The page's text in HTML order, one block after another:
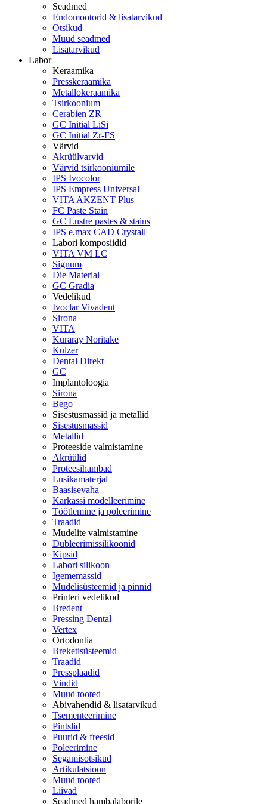
Seadmed
Endomootorid & lisatarvikud
Otsikud
Muud seadmed
Lisatarvikud
Labor
Keraamika
Presskeraamika
Metallokeraamika
Tsirkoonium
Cerabien ZR
GC Initial LiSi
GC Initial Zr-FS
Värvid
Akrüülvarvid
Värvid tsirkooniumile
IPS Ivocolor
IPS Empress Universal
VITA AKZENT Plus
FC Paste Stain
GC Lustre pastes & stains
IPS e.max CAD Crystall
Labori komposiidid
VITA VM LC
Signum
Die Material
GC Gradia
Vedelikud
Ivoclar Vivadent
Sirona
VITA
Kuraray Noritake
Kulzer
Dental Direkt
GC
Implantoloogia
Sirona
Bego
Sisestusmassid ja metallid
Sisestusmassid
Metallid
Proteeside valmistamine
Akrüülid
Proteesihambad
Lusikamaterjal
Baasisevaha
Karkassi modelleerimine
Töötlemine ja poleerimine
Traadid
Mudelite valmistamine
Dubleerimissilikoonid
Kipsid
Labori silikoon
Igememassid
Mudelisüsteemid ja pinnid
Printeri vedelikud
Bredent
Pressing Dental
Vertex
Ortodontia
Breketisüsteemid
Traadid
Pressplaadid
Vindid
Muud tooted
Abivahendid & lisatarvikud
Tsementeerimine
Pintslid
Puurid & freesid
Poleerimine
Segamisotsikud
Artikulatsioon
Muud tooted
Liivad
Seadmed hambalaborile